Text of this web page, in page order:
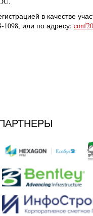
в качестве
1098, или по адресу: